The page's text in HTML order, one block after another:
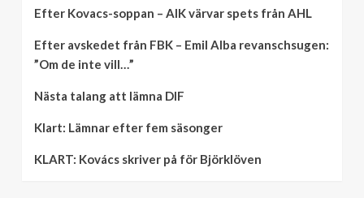
Efter Kovacs-soppan – AIK värvar spets från AHL
Efter avskedet från FBK – Emil Alba revanschsugen:
”Om de inte vill…”
Nästa talang att lämna DIF
Klart: Lämnar efter fem säsonger
KLART: Kovács skriver på för Björklöven